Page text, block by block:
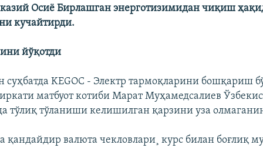
Осиë Бирлашган энерготизимидан чиқиш
кучайтирди.
йўқотди
суҳбатда KEGOC - Электр тармоқларини бошқариш
матбуот котиби Марат Муҳамедсалиев
тўлиқ тўланиши келишилган қарзини уза
қандайдир валюта чекловлари¸ курс билан боғлиқ